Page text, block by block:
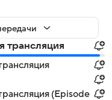
трансляция
(Episode